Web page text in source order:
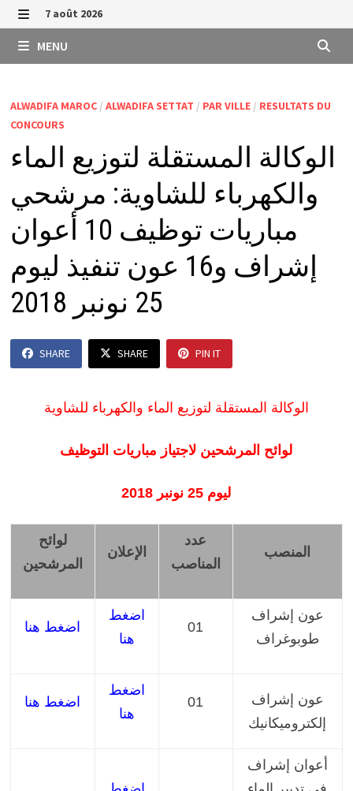
Passer
au
contenu
MENU
7 août 2026
MENU
ALWADIFA MAROC/ ALWADIFA SETTAT / PAR VILLE/ RESULTATS DU
CONCOURS
الوكالة المستقلة لتوزيع الماء
والكهرباء للشاوية: مرشحي
مباريات توظيف 10 أعوان
إشراف و16 عون تنفيذ ليوم
25 نونبر 2018
SHARE SHARE PIN IT
الوكالة المستقلة لتوزيع الماء والكهرباء للشاوية
لوائح المرشحين لاجتياز مباريات التوظيف
ليوم 25 نونبر 2018
لوائح
المرشحين
الإعلان
عدد
المناصب
المنصب
اضغط هنا
اضغط
هنا
01
عون إشراف
طوبوغراف
اضغط هنا
اضغط
هنا
01
عون إشراف
إلكتروميكانيك
أعوان إشراف